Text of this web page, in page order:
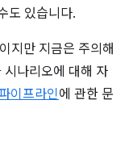
도 있습니다.
지만 지금은 주의해
나리오에 대해 자
이프라인에 관한 문